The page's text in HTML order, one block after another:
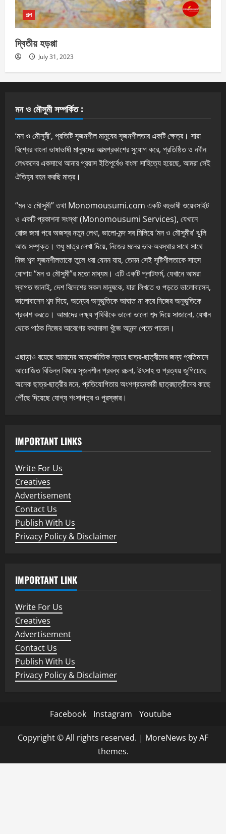
গল্প
দ্বিতীয় হড়প্পা
July 31, 2023
মন ও মৌসুমী সম্পর্কিত :
‘মন ও মৌসুমী’, প্রতিটি সৃজনশীল মানুষের সৃজনশীলতার একটি ক্ষেত্র। সারা
বিশ্বের বাংলা ভাষাভাষী মানুষদের আত্মপ্রকাশের সুযোগ করে, প্রতিষ্ঠিত ও নবীন
লেখকদের একসাথে আনার প্রয়াস ইতিপূর্বেও বাংলা সাহিত্যে হয়েছে, আমরা সেই
ঐতিহ্য বহন করছি মাত্র।
“মন ও মৌসুমী” তথা Monomousumi.com একটি বহুভাষী ওয়েবসাইট
ও একটি প্রকাশনা সংস্থা (Monomousumi Services), যেখানে
রোজ জমা পরে অজস্র নতুন লেখা, ভালো-মন্দ সব মিলিয়ে ‘মন ও মৌসুমীর’ ঝুলি
আজ সম্পৃক্ত। শুধু মাত্র লেখা দিয়ে, নিজের মনের ভাব-অবস্থার সাথে সাথে
নিজ শব্দ সৃজনশীলতাকে তুলে ধরা যেমন যায়, তেমন সেই সৃষ্টিশীলতাকে সাহস
যোগায় “মন ও মৌসুমী”র মতো মাধ্যম। এটি একটি প্লাটফর্ম, যেখানে আমরা
স্বাগত জানাই, দেশ বিদেশের সকল মানুষকে, যারা লিখতে ও পড়তে ভালোবাসেন,
ভালোবাসেন শব্দ দিয়ে, অন্যের অনুভূতিকে আঘাত না করে নিজের অনুভূতিকে
প্রকাশ করতে। আমাদের লক্ষ্য পৃথিবীকে ভালো ভালো শব্দ দিয়ে সাজানো, যেখান
থেকে পাঠক নিজের আবেগের কথামালা খুঁজে আনন্দ পেতে পারেন।
এছাড়াও রয়েছে আমাদের আন্তর্জাতিক স্তরে ছাত্র-ছাত্রীদের জন্য প্রতিমাসে
আয়োজিত বিভিন্ন বিষয়ে সৃজনশীল প্রবন্ধ রচনা, উৎসাহ ও প্রত্যয় জুগিয়েছে
অনেক ছাত্র-ছাত্রীর মনে, প্রতিযোগিতায় অংশগ্রহনকারী ছাত্রছাত্রীদের কাছে
পৌঁছে দিয়েছে যোগ্য শংসাপত্র ও পুরস্কার।
IMPORTANT LINKS
Write For Us
Creatives
Advertisement
Contact Us
Publish With Us
Privacy Policy & Disclaimer
IMPORTANT LINK
Write For Us
Creatives
Advertisement
Contact Us
Publish With Us
Privacy Policy & Disclaimer
Facebook Instagram Youtube
Copyright © All rights reserved. | MoreNews by AF
themes.